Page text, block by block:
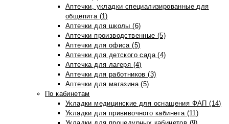
Аптечки, укладки специализированные для
общепита (1)
Аптечки для школы (6)
Аптечки производственные (5)
Аптечки для офиса (5)
Аптечки для детского сада (4)
Аптечка для лагеря (4)
Аптечки для работников (3)
Аптечки для магазина (5)
По кабинетам
Укладки медицинские для оснащения ФАП (14)
Укладки для прививочного кабинета (11)